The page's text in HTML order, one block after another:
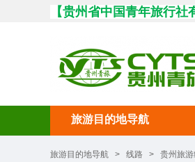
【贵州省中国青年旅行社
旅游目的地导航
旅游目的地导航 > 线路 > 贵州旅